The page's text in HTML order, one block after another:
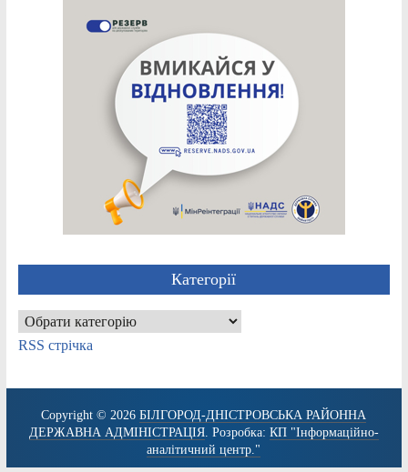
Категорії
Категорії
RSS стрічка
Copyright © 2026БІЛГОРОД-ДНІСТРОВСЬКА РАЙОННА
ДЕРЖАВНА АДМІНІСТРАЦІЯ. Розробка: КП "Інформаційно-
аналітичний центр."